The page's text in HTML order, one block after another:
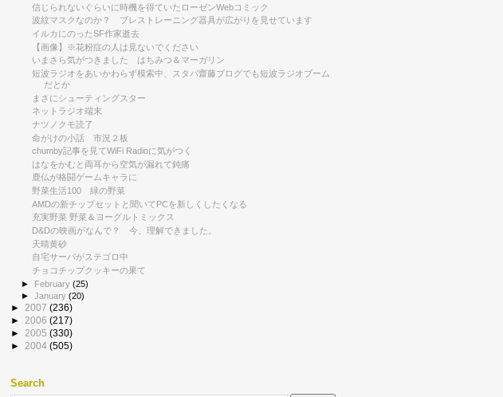
信じられないぐらいに時機を得ていたローゼンWebコミック
波紋マスクなのか？ ブレストレーニング器具が広がりを見せています
イルカにのったSF作家逝去
【画像】※花粉症の人は見ないでください
いまさら気がつきました はちみつ＆マーガリン
短波ラジオをあいかわらず模索中、スタパ齋藤ブログでも短波ラジオブーム
だとか
まさにシューティングスター
ネットラジオ端末
ナツノクモ読了
命がけの小話 市況２板
chumby記事を見てWiFi Radioに気がつく
はなをかむと両耳から空気が漏れて鈍痛
鹿仏が格闘ゲームキャラに
野菜生活100 緑の野菜
AMDの新チップセットと聞いてPCを新しくしたくなる
充実野菜 野菜＆ヨーグルトミックス
D&Dの映画がなんで？ 今、理解できました。
天晴黄砂
自宅サーバがステゴロ中
チョコチップクッキーの果て
► February(25)
►January(20)
► 2007 (236)
► 2006 (217)
► 2005 (330)
► 2004 (505)
Search